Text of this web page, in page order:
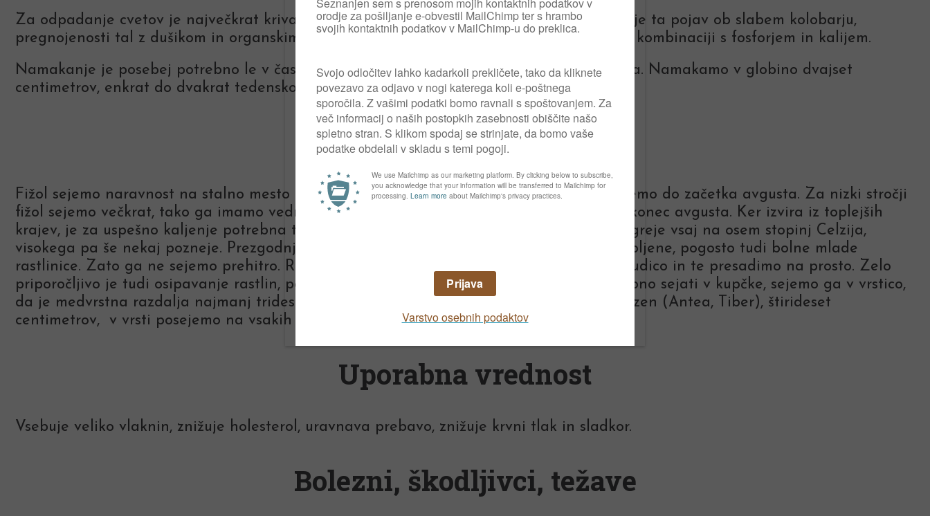
Za odpadanje cvetov je največkrat kriva vročina,cvetovi se ne morejo oploditi. Močnejši je ta pojav ob slabem kolobarju,
pregnojenosti tal z dušikom in organskimi gnojili. Dodajamo magnezijeva listna gnojila v kombinaciji s fosforjem in kalijem.
Namakanje je posebej potrebno le v času cvetenja, če fižol trpi sušo, je oplodnja še slabša. Namakamo v globino dvajset
centimetrov, enkrat do dvakrat tedensko, nikakor po listih in cvetovih, če je mogoče.
Razmnoževanje
Fižol sejemo naravnost na stalno mesto od konca aprila do konca avgusta. Zrnatega sejemo do začetka avgusta. Za nizki stročji
fižol sejemo večkrat, tako ga imamo vedno na razpolago. Zadnji uspešni datum setve je konec avgusta. Ker izvira iz toplejših
krajev, je za uspešno kaljenje potrebna toplejša zemlja. Nizki fižol sejemo, ko se zemlja ogreje vsaj na osem stopinj Celzija,
visokega pa še nekaj pozneje. Prezgodnja setev v mrzlo zemljo pomeni slab vznik in oslabljene, pogosto tudi bolne mlade
rastlinice. Zato ga ne sejemo prehitro. Raje si na toplem vzgojimo sadike s koreninsko grudico in te presadimo na prosto. Zelo
priporočljivo je tudi osipavanje rastlin, posebno v suhem in vročem vremenu. Ni ga potrebno sejati v kupčke, sejemo ga v vrstico,
da je medvrstna razdalja najmanj trideset centimetrov, novejše sorte sejemo še bolj narazen (Antea, Tiber), štirideset
centimetrov, v vrsti posejemo na vsakih deset centimetrov eno do dve zrni.
Uporabna vrednost
Vsebuje veliko vlaknin, znižuje holesterol, uravnava prebavo, znižuje krvni tlak in sladkor.
Bolezni, škodljivci, težave